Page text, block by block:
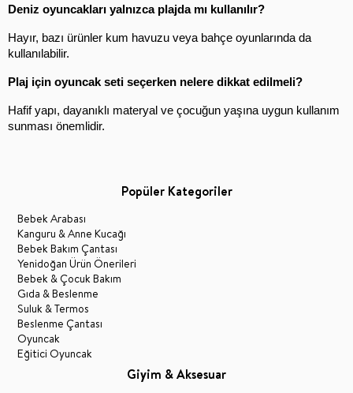
Deniz oyuncakları yalnızca plajda mı kullanılır?
Hayır, bazı ürünler kum havuzu veya bahçe oyunlarında da
kullanılabilir.
Plaj için oyuncak seti seçerken nelere dikkat edilmeli?
Hafif yapı, dayanıklı materyal ve çocuğun yaşına uygun kullanım
sunması önemlidir.
Popüler Kategoriler
Bebek Arabası
Kanguru & Anne Kucağı
Bebek Bakım Çantası
Yenidoğan Ürün Önerileri
Bebek & Çocuk Bakım
Gıda & Beslenme
Suluk & Termos
Beslenme Çantası
Oyuncak
Eğitici Oyuncak
Giyim & Aksesuar